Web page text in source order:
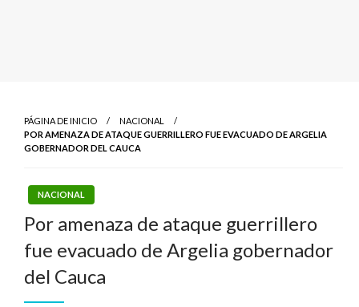
PÁGINA DE INICIO
NACIONAL
POR AMENAZA DE ATAQUE GUERRILLERO FUE EVACUADO DE ARGELIA
GOBERNADOR DEL CAUCA
NACIONAL
Por amenaza de ataque guerrillero
fue evacuado de Argelia gobernador
del Cauca